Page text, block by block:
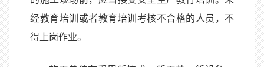
经教育培训或者教育培训考核不合格的人员，不
得上岗作业。